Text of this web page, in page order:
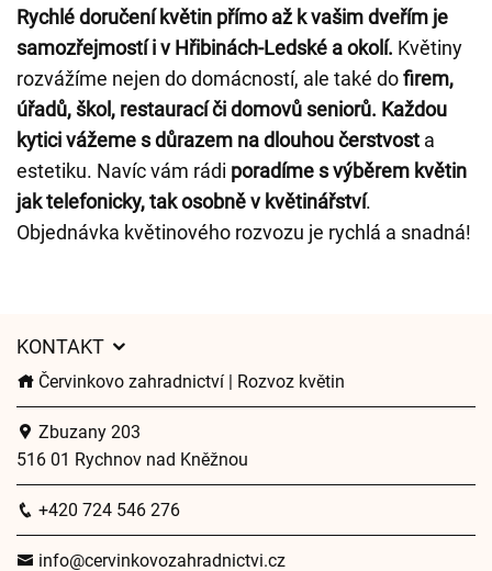
Rychlé doručení květin přímo až k vašim dveřím je
samozřejmostí i v Hřibinách-Ledské a okolí. Květiny
rozvážíme nejen do domácností, ale také dofirem,
úřadů, škol, restaurací či domovů seniorů. Každou
kytici vážeme s důrazem na dlouhou čerstvost a
estetiku. Navíc vám rádi poradíme s výběrem květin
jak telefonicky, tak osobně v květinářství.
Objednávka květinového rozvozu je rychlá a snadná!
KONTAKT
Červinkovo zahradnictví | Rozvoz květin
Zbuzany 203
516 01 Rychnov nad Kněžnou
+420 724 546 276
info@cervinkovozahradnictvi.cz